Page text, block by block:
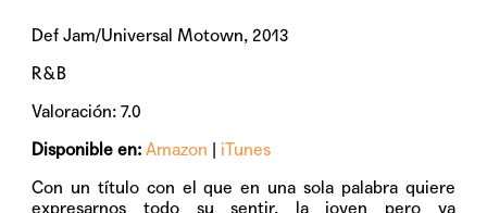
Def Jam/Universal Motown, 2013
R&B
Valoración: 7.0
Disponible en: Amazon | iTunes
Con un título con el que en una sola palabra quiere
expresarnos todo su sentir, la joven pero ya